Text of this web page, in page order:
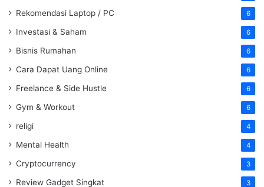
Rekomendasi Laptop / PC 6
Investasi & Saham 6
Bisnis Rumahan 6
Cara Dapat Uang Online 6
Freelance & Side Hustle 6
Gym & Workout 6
religi 4
Mental Health 4
Cryptocurrency 3
Review Gadget Singkat 3